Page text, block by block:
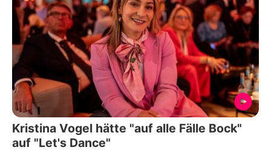
Kristina Vogel hätte "auf alle Fälle Bock"
auf "Let's Dance"